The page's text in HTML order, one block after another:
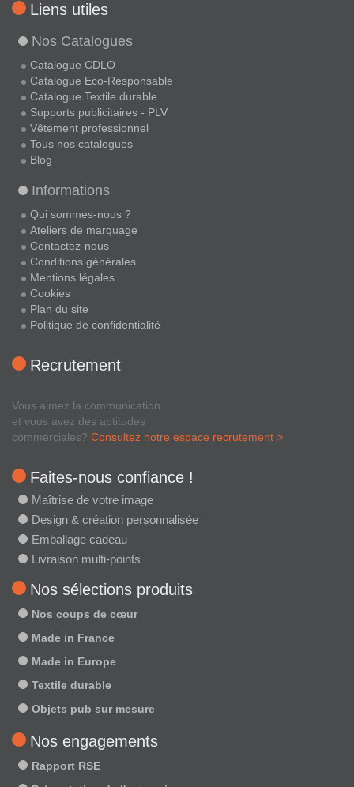
Liens utiles
Nos Catalogues
Catalogue CDLO
Catalogue Eco-Responsable
Catalogue Textile durable
Supports publicitaires - PLV
Vêtement professionnel
Tous nos catalogues
Blog
Informations
Qui sommes-nous ?
Ateliers de marquage
Contactez-nous
Conditions générales
Mentions légales
Cookies
Plan du site
Politique de confidentialité
Recrutement
Vous aimez la communication
et vous avez des aptitudes
commerciales? Consultez notre espace recrutement >
Faites-nous confiance !
Maîtrise de votre image
Design & création personnalisée
Emballage cadeau
Livraison multi-points
Nos sélections produits
Nos coups de cœur
Made in France
Made in Europe
Textile durable
Objets pub sur mesure
Nos engagements
Rapport RSE